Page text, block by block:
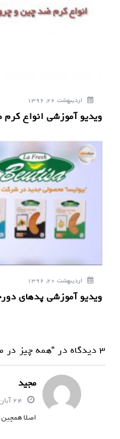
اردیبهشت 26, 1396
ویدیو آموزشی انواع
اردیبهشت 20, 1396
ویدیو آموزشی پدهای
3 دیدگاه در “همه چیز در مورد برند بیوتیسا ( BEUTISA )”
مجید
اصلا